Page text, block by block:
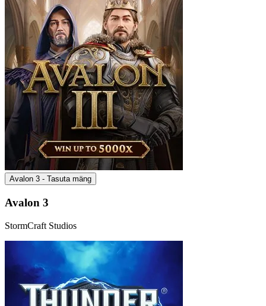
Avalon 3 - Tasuta mäng
Avalon 3
StormCraft Studios